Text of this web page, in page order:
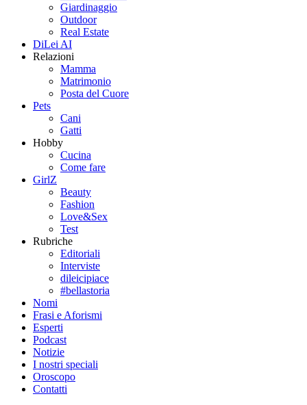
Giardinaggio
Outdoor
Real Estate
DiLei AI
Relazioni
Mamma
Matrimonio
Posta del Cuore
Pets
Cani
Gatti
Hobby
Cucina
Come fare
GirlZ
Beauty
Fashion
Love&Sex
Test
Rubriche
Editoriali
Interviste
dileicipiace
#bellastoria
Nomi
Frasi e Aforismi
Esperti
Podcast
Notizie
I nostri speciali
Oroscopo
Contatti